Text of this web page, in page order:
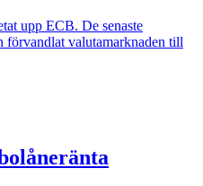
upp ECB. De senaste
förvandlat valutamarknaden till